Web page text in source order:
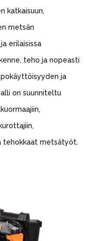
katkaisuun,
metsän
erilaisissa
teho ja nopeasti
ja
on suunniteltu
tehokkaat metsätyöt.